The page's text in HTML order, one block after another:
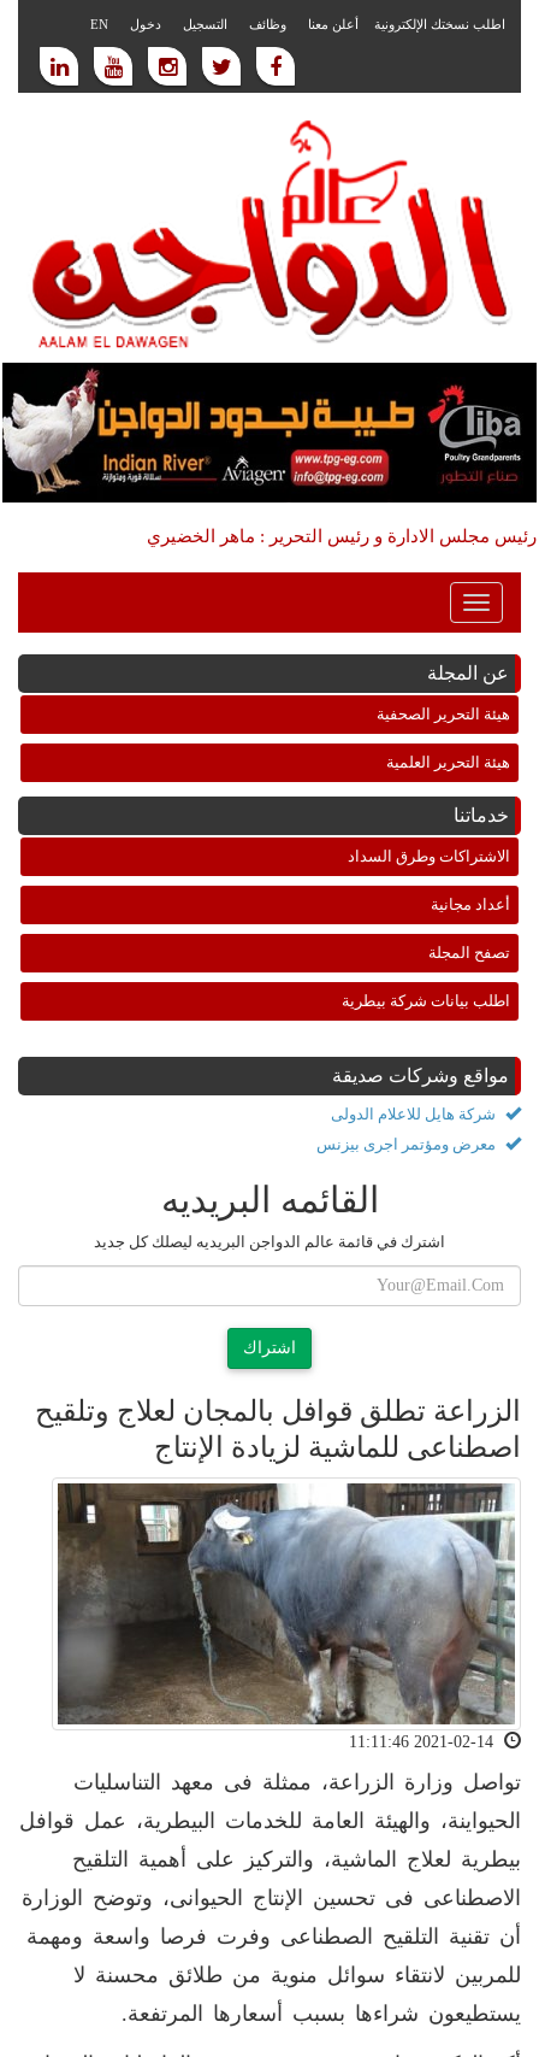
اطلب نسختك الإلكترونية أعلن معنا وظائف التسجيل دخول EN
رئيس مجلس الادارة و رئيس التحرير : ماهر الخضيري
Toggle
Navigation
عن المجلة
هيئة التحرير الصحفية
هيئة التحرير العلمية
خدماتنا
الاشتراكات وطرق السداد
أعداد مجانية
تصفح المجلة
اطلب بيانات شركة بيطرية
مواقع وشركات صديقة
شركة هايل للاعلام الدولى
معرض ومؤتمر اجرى بيزنس
القائمه البريديه
اشترك في قائمة عالم الدواجن البريديه ليصلك كل جديد
اشتراك
الزراعة تطلق قوافل بالمجان لعلاج وتلقيح
اصطناعى للماشية لزيادة الإنتاج
تواصل وزارة الزراعة، ممثلة فى معهد التناسليات
الحيواينة، والهيئة العامة للخدمات البيطرية، عمل قوافل
بيطرية لعلاج الماشية، والتركيز على أهمية التلقيح
الاصطناعى فى تحسين الإنتاج الحيوانى، وتوضح الوزارة
أن تقنية التلقيح الصطناعى وفرت فرصا واسعة ومهمة
للمربين لانتقاء سوائل منوية من طلائق محسنة لا
يستطيعون شراءها بسبب أسعارها المرتفعة.